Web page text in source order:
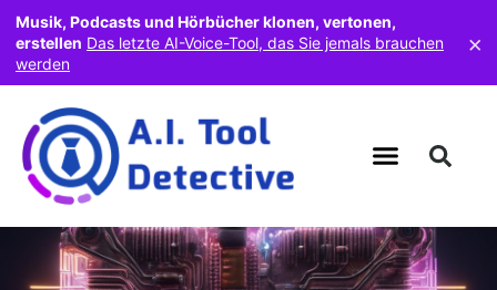
Musik, Podcasts und Hörbücher klonen, vertonen,
erstellen Das letzte AI-Voice-Tool, das Sie jemals brauchen
werden
×